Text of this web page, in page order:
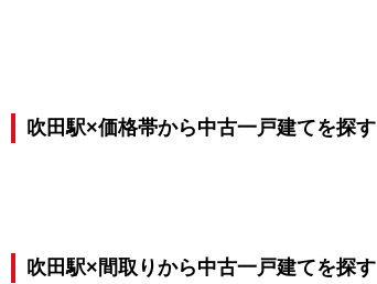
吹田駅×価格帯から中古一戸建てを探す
吹田駅×間取りから中古一戸建てを探す